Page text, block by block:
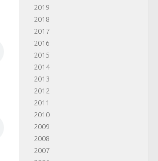
2019
2018
2017
2016
2015
2014
2013
2012
2011
2010
2009
2008
2007